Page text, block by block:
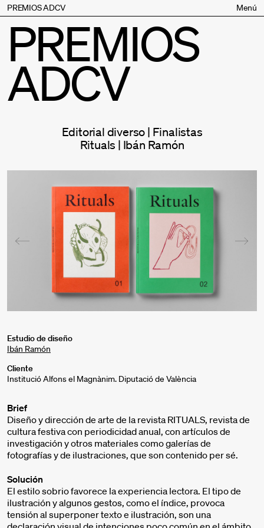
PREMIOS ADCV
Bases
Jurado
Inscripción
Palmarés
Premios especiales
Supporters
Contacto
Menú
PREMIOS
ADCV
Editorial diverso | Finalistas
Rituals | Ibán Ramón
Estudio de diseño
Ibán Ramón
Cliente
Institució Alfons el Magnànim. Diputació de València
Brief
Diseño y dirección de arte de la revista RITUALS, revista de
cultura festiva con periodicidad anual, con artículos de
investigación y otros materiales como galerías de
fotografías y de ilustraciones, que son contenido per sé.
Solución
El estilo sobrio favorece la experiencia lectora. El tipo de
ilustración y algunos gestos, como el índice, provoca
tensión al superponer texto e ilustración, son una